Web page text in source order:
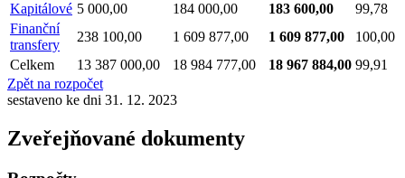
Kapitálové 5 000,00 184 000,00 183 600,00
99,78
Finanční
transfery
238 100,00 1 609 877,00 1 609 877,00
100,00
Celkem
13 387 000,00 18 984 777,00 18 967 884,00 99,91
Zpět na rozpočet
sestaveno ke dni 31. 12. 2023
Zveřejňované dokumenty